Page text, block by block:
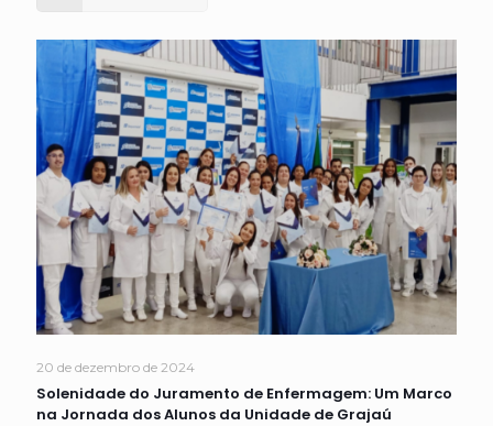
20 de dezembro de 2024
Solenidade do Juramento de Enfermagem: Um Marco
na Jornada dos Alunos da Unidade de Grajaú